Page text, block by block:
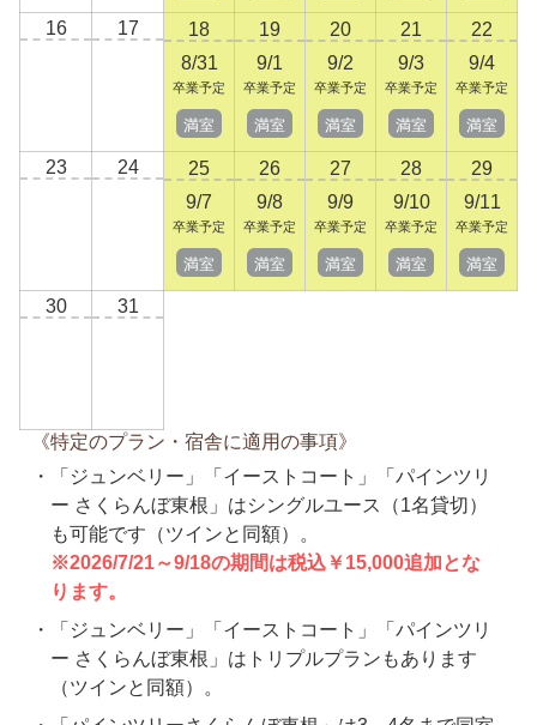
16 17
18
8/31
卒業予定
満室
19
9/1
卒業予定
満室
20
9/2
卒業予定
満室
21
9/3
卒業予定
満室
22
9/4
卒業予定
満室
23 24
25
9/7
卒業予定
満室
26
9/8
卒業予定
満室
27
9/9
卒業予定
満室
28
9/10
卒業予定
満室
29
9/11
卒業予定
満室
30 31
《特定のプラン・宿舎に適用の事項》
「ジュンベリー」「イーストコート」「パインツリ
ー さくらんぼ東根」はシングルユース（1名貸切）
も可能です（ツインと同額）。
※2026/7/21～9/18の期間は税込￥15,000追加とな
ります。
「ジュンベリー」「イーストコート」「パインツリ
ー さくらんぼ東根」はトリプルプランもあります
（ツインと同額）。